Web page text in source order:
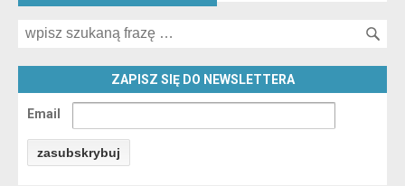
Search for:
ZAPISZ SIĘ DO NEWSLETTERA
Email